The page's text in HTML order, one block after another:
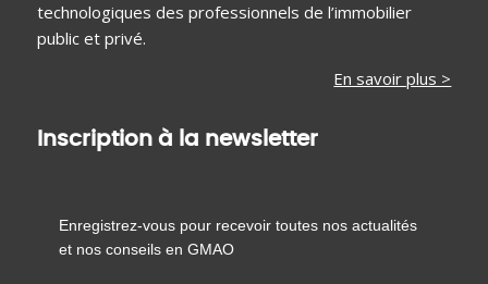
technologiques des professionnels de l’immobilier
public et privé.
En savoir plus >
Inscription à la newsletter
Enregistrez-vous pour recevoir toutes nos actualités
et nos conseils en GMAO